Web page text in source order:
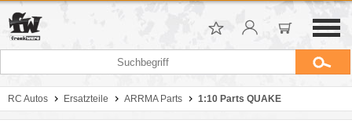
RC Autos Ersatzteile ARRMA Parts 1:10 Parts QUAKE